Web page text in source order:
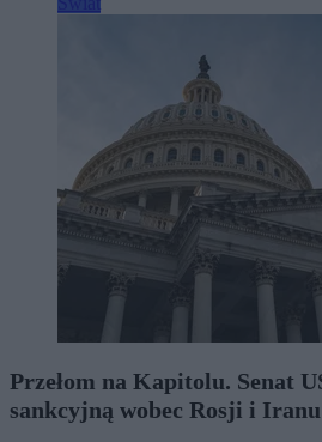
Przełom na Kapitolu. Senat
sankcyjną wobec Rosji i Iranu